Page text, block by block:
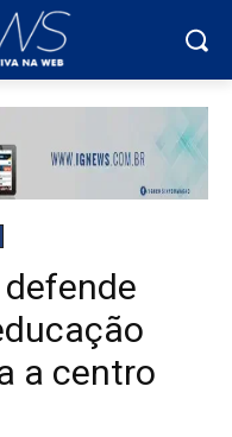
a centro